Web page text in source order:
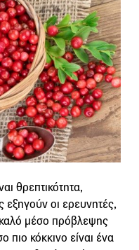
θρεπτικότητα,
εξηγούν οι ερευνητές,
μέσο πρόβλεψης
κόκκινο είναι ένα